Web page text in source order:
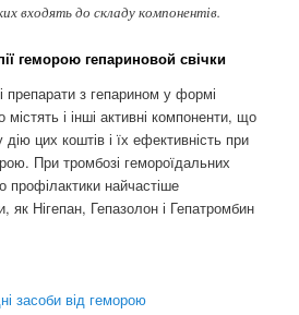
входять до складу компонентів.
геморою гепариновой свічки
препарати з гепарином у формі
містять і інші активні компоненти, що
цих коштів і їх ефективність при
При тромбозі гемороїдальних
профілактики найчастіше
як Нігепан, Гепазолон і Гепатромбин
засоби від геморою